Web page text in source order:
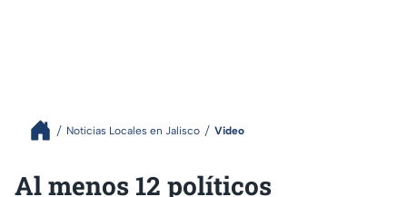
Noticias Locales en Jalisco Video
Al menos 12 políticos